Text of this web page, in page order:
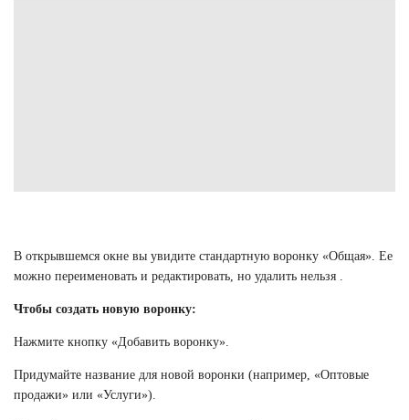
В открывшемся окне вы увидите стандартную воронку «Общая». Ее
можно переименовать и редактировать, но удалить нельзя .
Чтобы создать новую воронку:
Нажмите кнопку «Добавить воронку».
Придумайте название для новой воронки (например, «Оптовые
продажи» или «Услуги»).